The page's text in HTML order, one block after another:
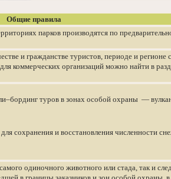
Общие правила
парков производятся по
и гражданстве туристов, периоде и регионе
коммерческих организаций можно найти в
туров в зонах особой охраны —
сохранения и восстановления численности
одиночного животного или стада, так и